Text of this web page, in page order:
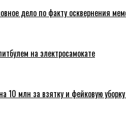
дело по факту осквернения
на электросамокате
10 млн за взятку и фейковую